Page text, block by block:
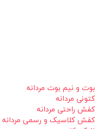
بوت و نیم بوت مردانه
کتونی مردانه
کفش راحتی مردانه
کفش کلاسیک و رسمی مردانه